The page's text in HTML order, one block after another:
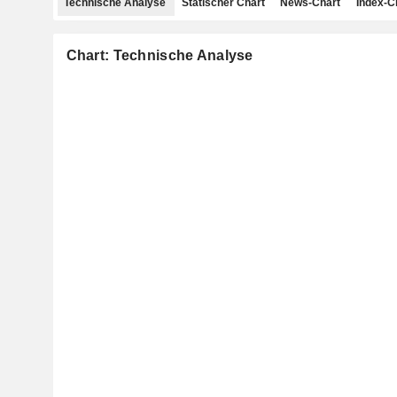
Technische Analyse Statischer Chart News-Chart Index-
Chart: Technische Analyse